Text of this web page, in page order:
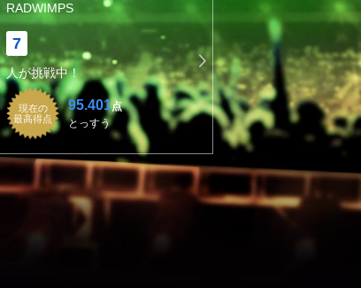
RADWIMPS
7
人が挑戦中！
現在の
最高得点
95.401点
とっすう